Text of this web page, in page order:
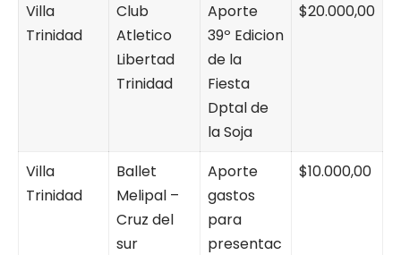
Villa
Trinidad
Club
Atletico
Libertad
Trinidad
Aporte
39º Edicion
de la
Fiesta
Dptal de
la Soja
$20.000,00
Villa
Trinidad
Ballet
Melipal –
Cruz del
sur
Aporte
gastos
para
presentac
$10.000,00